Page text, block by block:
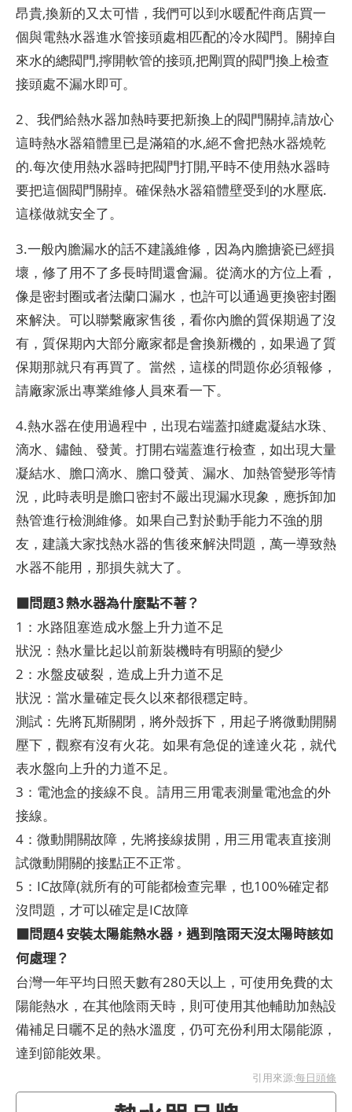
昂貴,換新的又太可惜，我們可以到水暖配件商店買一
個與電熱水器進水管接頭處相匹配的冷水閥門。關掉自
來水的總閥門,擰開軟管的接頭,把剛買的閥門換上檢查
接頭處不漏水即可。
2、我們給熱水器加熱時要把新換上的閥門關掉,請放心
這時熱水器箱體里已是滿箱的水,絕不會把熱水器燒乾
的.每次使用熱水器時把閥門打開,平時不使用熱水器時
要把這個閥門關掉。確保熱水器箱體壁受到的水壓底.
這樣做就安全了。
3.一般內膽漏水的話不建議維修，因為內膽搪瓷已經損
壞，修了用不了多長時間還會漏。從滴水的方位上看，
像是密封圈或者法蘭口漏水，也許可以通過更換密封圈
來解決。可以聯繫廠家售後，看你內膽的質保期過了沒
有，質保期內大部分廠家都是會換新機的，如果過了質
保期那就只有再買了。當然，這樣的問題你必須報修，
請廠家派出專業維修人員來看一下。
4.熱水器在使用過程中，出現右端蓋扣縫處凝結水珠、
滴水、鏽蝕、發黃。打開右端蓋進行檢查，如出現大量
凝結水、膽口滴水、膽口發黃、漏水、加熱管變形等情
況，此時表明是膽口密封不嚴出現漏水現象，應拆卸加
熱管進行檢測維修。如果自己對於動手能力不強的朋
友，建議大家找熱水器的售後來解決問題，萬一導致熱
水器不能用，那損失就大了。
■問題3 熱水器為什麼點不著？
1：水路阻塞造成水盤上升力道不足
狀況：熱水量比起以前新裝機時有明顯的變少
2：水盤皮破裂，造成上升力道不足
狀況：當水量確定長久以來都很穩定時。
測試：先將瓦斯關閉，將外殼拆下，用起子將微動開關
壓下，觀察有沒有火花。如果有急促的達達火花，就代
表水盤向上升的力道不足。
3：電池盒的接線不良。請用三用電表測量電池盒的外
接線。
4：微動開關故障，先將接線拔開，用三用電表直接測
試微動開關的接點正不正常。
5：IC故障(就所有的可能都檢查完畢，也100%確定都
沒問題，才可以確定是IC故障
■問題4 安裝太陽能熱水器，遇到陰雨天沒太陽時該如
何處理？
台灣一年平均日照天數有280天以上，可使用免費的太
陽能熱水，在其他陰雨天時，則可使用其他輔助加熱設
備補足日曬不足的熱水溫度，仍可充份利用太陽能源，
達到節能效果。
引用來源:每日頭條